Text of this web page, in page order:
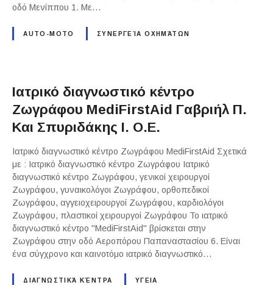
οδό Μενίππου 1. Με…
AUTO-MOTO ΣΥΝΕΡΓΕΊΑ ΟΧΗΜΆΤΩΝ
Ιατρικό διαγνωστικό κέντρο
Ζωγράφου MediFirstAid Γαβριήλ Π.
Και Σπυριδάκης Ι. Ο.Ε.
Ιατρικό διαγνωστικό κέντρο Ζωγράφου MediFirstAid Σχετικά
με : Ιατρικό διαγνωστικό κέντρο Ζωγράφου Ιατρικό
διαγνωστικό κέντρο Ζωγράφου, γενικοί χειρουργοί
Ζωγράφου, γυναικολόγοι Ζωγράφου, ορθοπεδικοί
Ζωγράφου, αγγειοχειρουργοί Ζωγράφου, καρδιολόγοι
Ζωγράφου, πλαστικοί χειρουργοί Ζωγράφου Το ιατρικό
διαγνωστικό κέντρο "MediFirstAid" βρίσκεται στην
Ζωγράφου στην οδό Αεροπόρου Παπαναστασίου 6. Είναι
ένα σύγχρονο και καινοτόμο ιατρικό διαγνωστικό…
ΔΙΑΓΝΩΣΤΙΚΆ ΚΈΝΤΡΑ ΥΓΕΙΑ